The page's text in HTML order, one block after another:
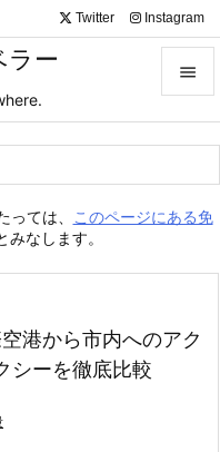
ラー 

メニュ


Twitter Instagram
ては、
このページにある免
みなします。
港から市内へのアク
シーを徹底比較